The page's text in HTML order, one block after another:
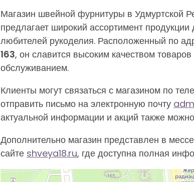
Магазин швейной фурнитуры в Удмуртской
предлагает широкий ассортимент
любителей рукоделия. Расположенный по
163, он славится высоким качеством
обслуживанием.
Клиенты могут связаться с магазином по
отправить письмо на электронную почту
актуальной информации и акций также
Дополнительно магазин представлен в
сайте shveya18.ru, где доступна полная